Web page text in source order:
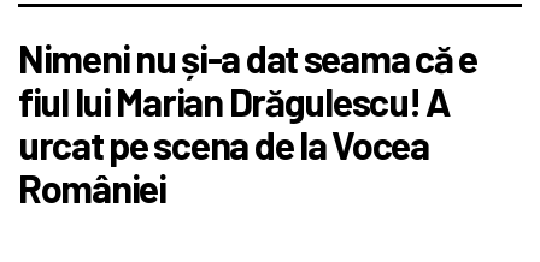
Nimeni nu și-a dat seama că e
fiul lui Marian Drăgulescu! A
urcat pe scena de la Vocea
României